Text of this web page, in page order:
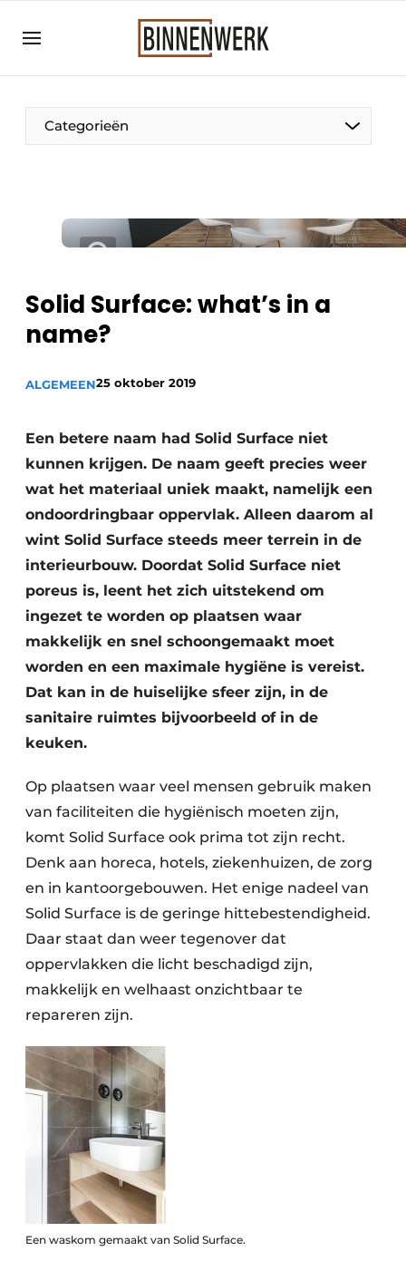
Aanmelden
Bedrijven
Binnenwerk | Hét magazine voor de
Direct contact
Meest gelezen
Nieuwsbrief
Privacy / Cookie statement
Vacatures
Video’s
Categorieën
Solid Surface: what’s in a
name?
ALGEMEEN25 oktober 2019
Een betere naam had Solid Surface niet
kunnen krijgen. De naam geeft precies weer
wat het materiaal uniek maakt, namelijk een
ondoordringbaar oppervlak. Alleen daarom al
wint Solid Surface steeds meer terrein in de
interieurbouw. Doordat Solid Surface niet
poreus is, leent het zich uitstekend om
ingezet te worden op plaatsen waar
makkelijk en snel schoongemaakt moet
worden en een maximale hygiëne is vereist.
Dat kan in de huiselijke sfeer zijn, in de
sanitaire ruimtes bijvoorbeeld of in de
keuken.
Op plaatsen waar veel mensen gebruik maken
van faciliteiten die hygiënisch moeten zijn,
komt Solid Surface ook prima tot zijn recht.
Denk aan horeca, hotels, ziekenhuizen, de zorg
en in kantoorgebouwen. Het enige nadeel van
Solid Surface is de geringe hittebestendigheid.
Daar staat dan weer tegenover dat
oppervlakken die licht beschadigd zijn,
makkelijk en welhaast onzichtbaar te
repareren zijn.
Een waskom gemaakt van Solid Surface.